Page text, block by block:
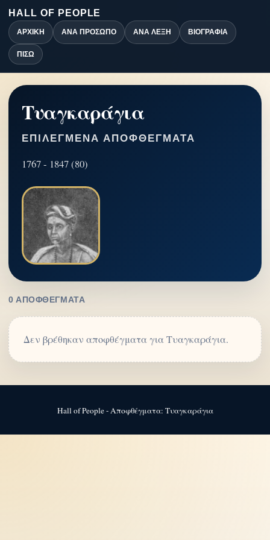
HALL OF PEOPLE
ΑΡΧΙΚΉ ΑΝΆ ΠΡΌΣΩΠΟ ΑΝΆ ΛΈΞΗ ΒΙΟΓΡΑΦΊΑ
ΠΊΣΩ
Τυαγκαράγια
ΕΠΙΛΕΓΜΈΝΑ ΑΠΟΦΘΈΓΜΑΤΑ
1767 - 1847 (80)
0 ΑΠΟΦΘΈΓΜΑΤΑ
Δεν βρέθηκαν αποφθέγματα για Τυαγκαράγια.
Hall of People - Αποφθέγματα: Τυαγκαράγια